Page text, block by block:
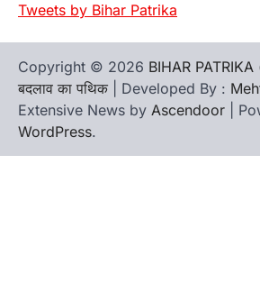
Tweets by Bihar Patrika
Copyright © 2026 BIHAR PATRIKA
बदलाव का पथिक | Developed By :
Extensive News by Ascendoor |
WordPress.